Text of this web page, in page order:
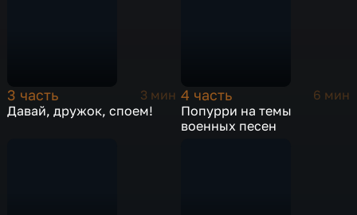
3 часть
3 мин
Давай, дружок, споем!
4 часть
6 мин
Попурри на темы
военных песен